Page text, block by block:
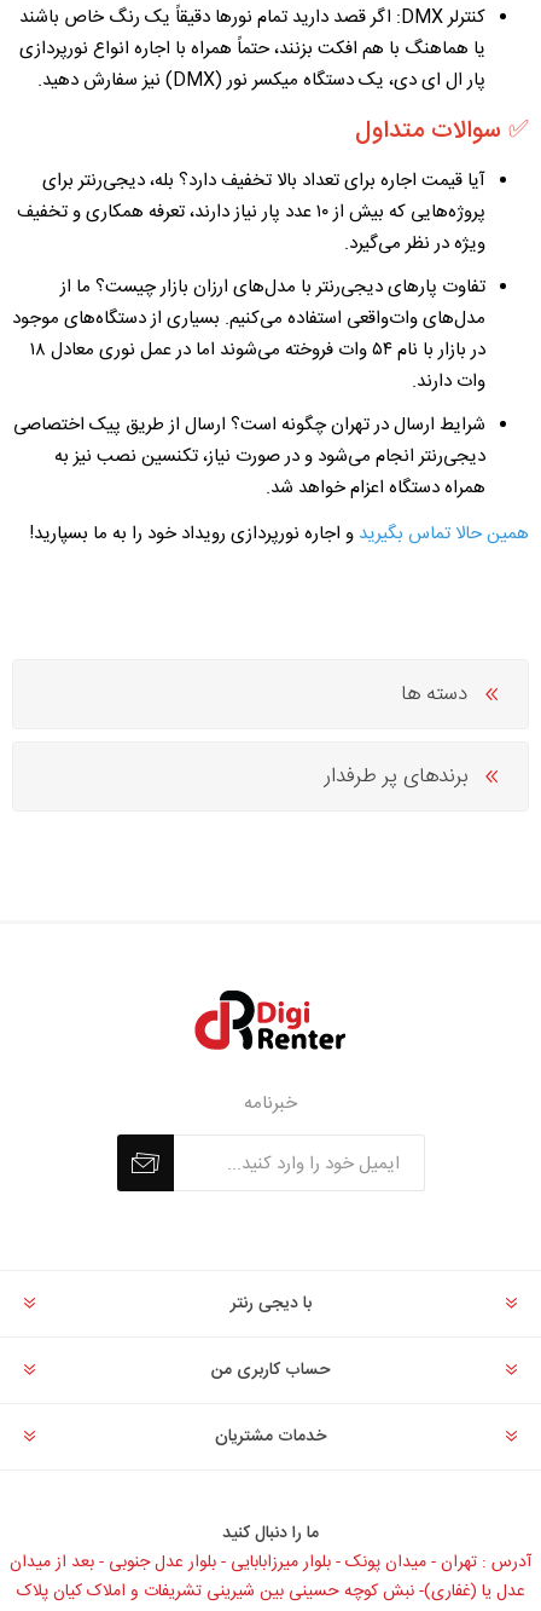
کنترلر DMX:
اگر قصد دارید تمام نورها دقیقاً یک رنگ خاص باشند
یا هماهنگ با هم افکت بزنند، حتماً همراه با اجاره انواع نورپردازی
پار ال ای دی، یک دستگاه میکسر نور (DMX) نیز سفارش دهید.
✅ سوالات متداول
آیا قیمت اجاره برای تعداد بالا تخفیف دارد؟ بله، دیجی‌رنتر برای
پروژه‌هایی که بیش از ۱۰ عدد پار نیاز دارند، تعرفه همکاری و تخفیف
ویژه در نظر می‌گیرد.
تفاوت پار‌های دیجی‌رنتر با مدل‌های ارزان بازار چیست؟ ما از
مدل‌های وات‌واقعی استفاده می‌کنیم. بسیاری از دستگاه‌های موجود
در بازار با نام ۵۴ وات فروخته می‌شوند اما در عمل نوری معادل ۱۸
وات دارند.
شرایط ارسال در تهران چگونه است؟ ارسال از طریق پیک اختصاصی
دیجی‌رنتر انجام می‌شود و در صورت نیاز، تکنسین نصب نیز به
همراه دستگاه اعزام خواهد شد.
همین حالا تماس بگیرید و اجاره نورپردازی رویداد خود را به ما بسپارید!
دسته ها
برندهای پر طرفدار
خبرنامه
با دیجی رنتر
حساب کاربری من
خدمات مشتریان
ما را دنبال کنید
آدرس : تهران - میدان پونک - بلوار میرزابابایی - بلوار عدل جنوبی - بعد از میدان
عدل یا (غفاری)- نبش کوچه حسینی بین شیرینی تشریفات و املاک کیان پلاک